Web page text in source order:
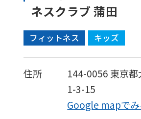
ネスクラブ 蒲田
フィットネス キッズ
住所 144-0056 東京
1-3-15
Google mapでみ